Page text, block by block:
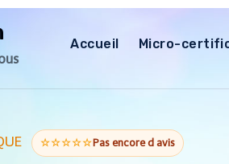
Accueil Micro-
☆☆☆☆☆Pas encore d avis